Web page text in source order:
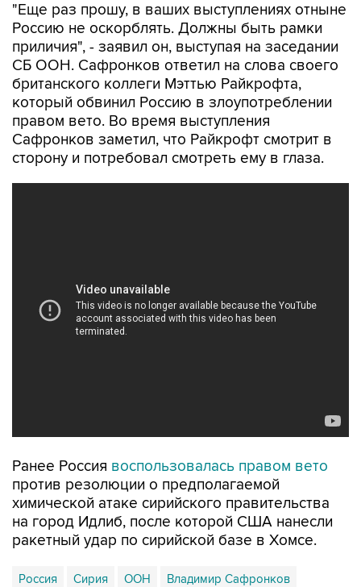
"Еще раз прошу, в ваших выступлениях отныне
Россию не оскорблять. Должны быть рамки
приличия", - заявил он, выступая на заседании
СБ ООН. Сафронков ответил на слова своего
британского коллеги Мэттью Райкрофта,
который обвинил Россию в злоупотреблении
правом вето. Во время выступления
Сафронков заметил, что Райкрофт смотрит в
сторону и потребовал смотреть ему в глаза.
Ранее Россия воспользовалась правом вето
против резолюции о предполагаемой
химической атаке сирийского правительства
на город Идлиб, после которой США нанесли
ракетный удар по сирийской базе в Хомсе.
Россия Сирия ООН Владимир Сафронков